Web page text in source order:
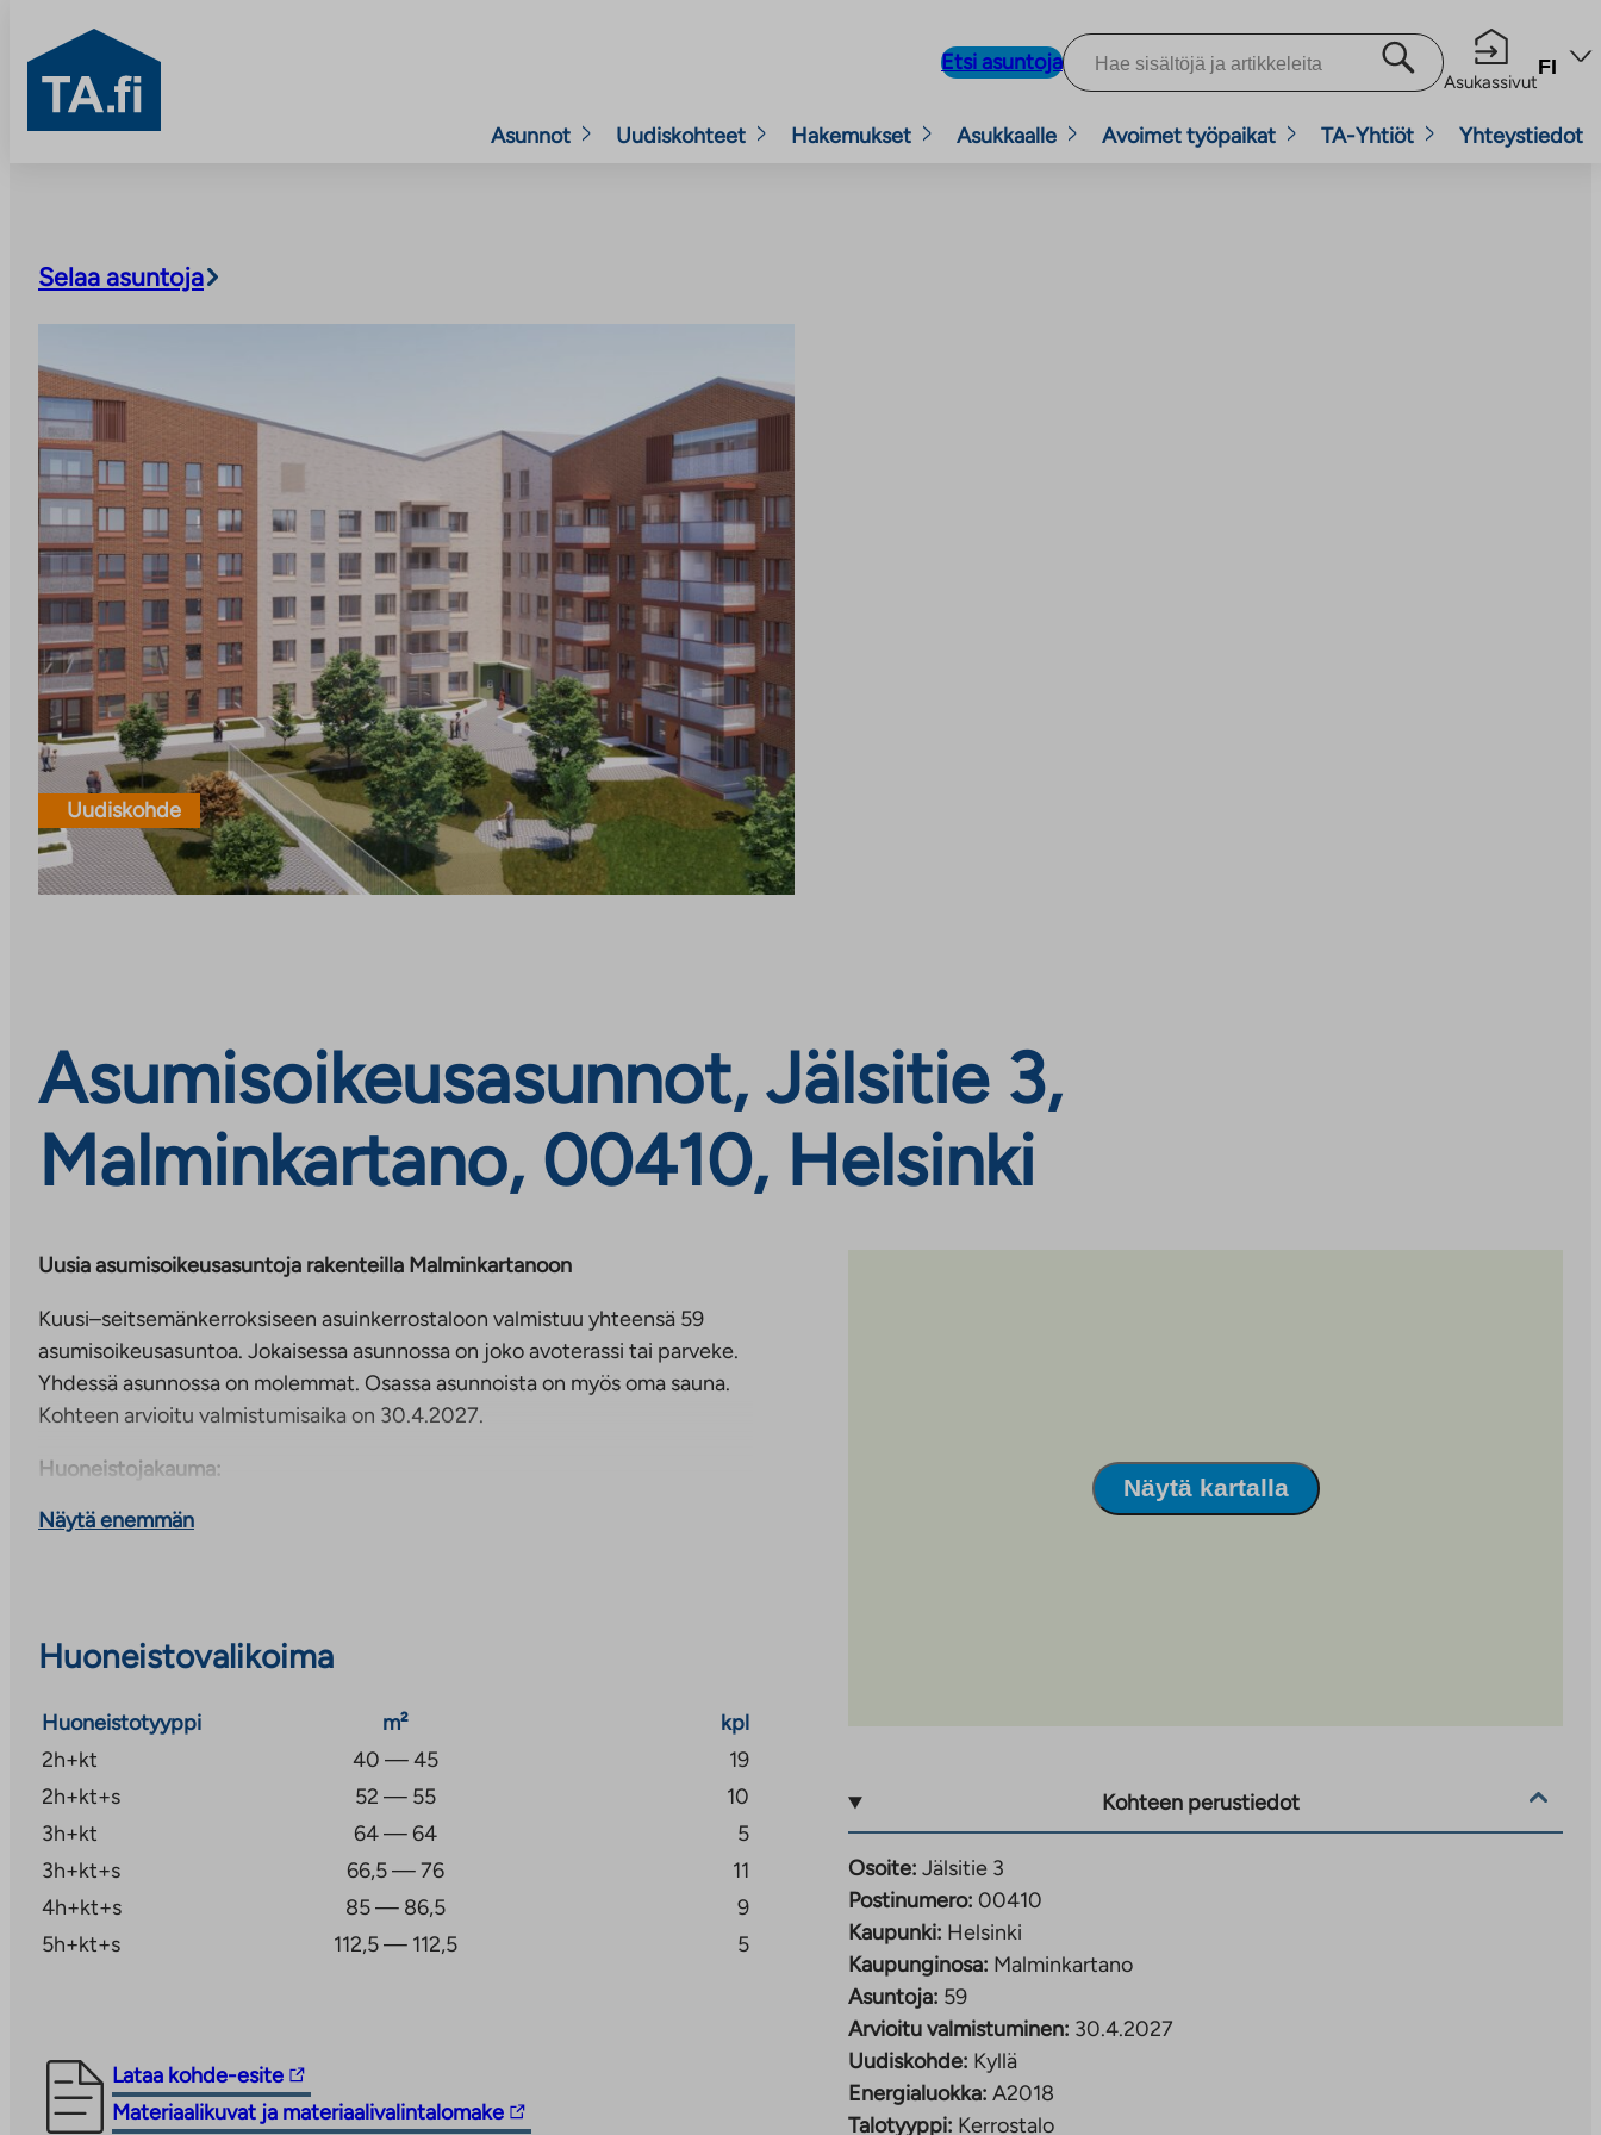
TA.fi
Etsi asuntoja
Asukassivut
FI
Asunnot Uudiskohteet Hakemukset Asukkaalle Avoimet työpaikat TA-Yhtiöt Yhteystiedot
Selaa asuntoja
Uudiskohde
Asumisoikeusasunnot, Jälsitie 3,
Malminkartano, 00410, Helsinki
Uusia asumisoikeusasuntoja rakenteilla Malminkartanoon
Kuusi–seitsemänkerroksiseen asuinkerrostaloon valmistuu yhteensä 59
asumisoikeusasuntoa. Jokaisessa asunnossa on joko avoterassi tai parveke.
Yhdessä asunnossa on molemmat. Osassa asunnoista on myös oma sauna.
Kohteen arvioitu valmistumisaika on 30.4.2027.
Huoneistojakauma:
2h+kt, 40,0–45,0 m² (19 kpl)
2h+kt+s, 52,0–55,0 m² (10 kpl)
asumisoikeusmaksut alkaen 32939€ -36265€ ja käyttövastike alkaen 835€
– 919€
3h+kt, 64,0 m² (5 kpl)
997€-1027€
3h+kt+s, 66,5–76,0 m² (11 kpl)
4h+kt+s, 85,0–86,5 m² (9 kpl)
Näytä enemmän
Huoneistovalikoima
Huoneistotyyppi m²
kpl
2h+kt
40 — 45
19
2h+kt+s
52 — 55
10
3h+kt
64 — 64
5
3h+kt+s
66,5 — 76
11
4h+kt+s
85 — 86,5
9
5h+kt+s
112,5 — 112,5 5
Lataa kohde-esite
Linkki
vie
Materiaalikuvat ja materiaalivalintalomake
Linkki
Näytä kartalla
Kohteen perustiedot
Osoite: Jälsitie 3
Postinumero: 00410
Kaupunki: Helsinki
Kaupunginosa: Malminkartano
Asuntoja: 59
Arvioitu valmistuminen: 30.4.2027
Uudiskohde: Kyllä
Energialuokka: A2018
Talotyyppi: Kerrostalo